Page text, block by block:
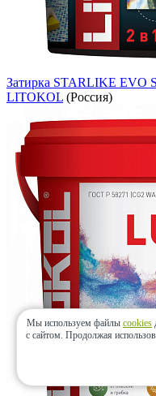
Затирка STARLIKE EVO
LITOKOL (Россия)
Мы используем файлы cookies
с сайтом. Продолжая